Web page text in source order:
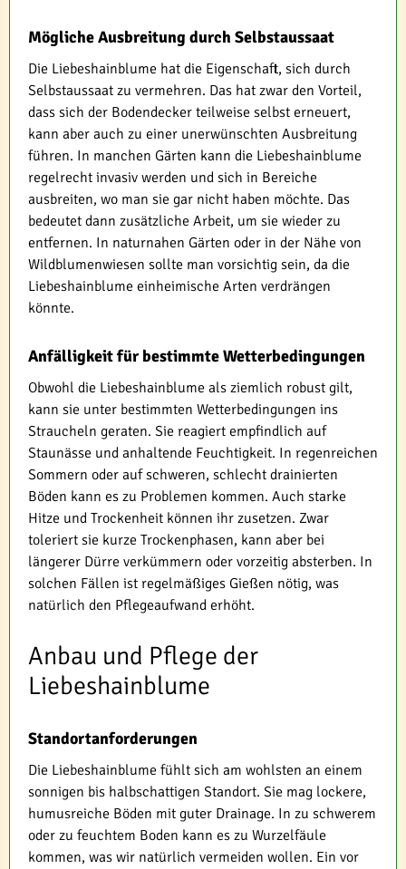
Mögliche Ausbreitung durch Selbstaussaat
Die Liebeshainblume hat die Eigenschaft, sich durch
Selbstaussaat zu vermehren. Das hat zwar den Vorteil,
dass sich der Bodendecker teilweise selbst erneuert,
kann aber auch zu einer unerwünschten Ausbreitung
führen. In manchen Gärten kann die Liebeshainblume
regelrecht invasiv werden und sich in Bereiche
ausbreiten, wo man sie gar nicht haben möchte. Das
bedeutet dann zusätzliche Arbeit, um sie wieder zu
entfernen. In naturnahen Gärten oder in der Nähe von
Wildblumenwiesen sollte man vorsichtig sein, da die
Liebeshainblume einheimische Arten verdrängen
könnte.
Anfälligkeit für bestimmte Wetterbedingungen
Obwohl die Liebeshainblume als ziemlich robust gilt,
kann sie unter bestimmten Wetterbedingungen ins
Straucheln geraten. Sie reagiert empfindlich auf
Staunässe und anhaltende Feuchtigkeit. In regenreichen
Sommern oder auf schweren, schlecht drainierten
Böden kann es zu Problemen kommen. Auch starke
Hitze und Trockenheit können ihr zusetzen. Zwar
toleriert sie kurze Trockenphasen, kann aber bei
längerer Dürre verkümmern oder vorzeitig absterben. In
solchen Fällen ist regelmäßiges Gießen nötig, was
natürlich den Pflegeaufwand erhöht.
Anbau und Pflege der
Liebeshainblume
Standortanforderungen
Die Liebeshainblume fühlt sich am wohlsten an einem
sonnigen bis halbschattigen Standort. Sie mag lockere,
humusreiche Böden mit guter Drainage. In zu schwerem
oder zu feuchtem Boden kann es zu Wurzelfäule
kommen, was wir natürlich vermeiden wollen. Ein vor